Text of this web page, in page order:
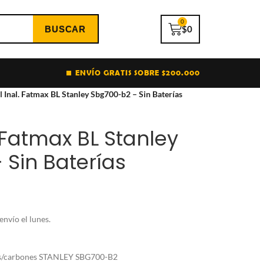
$0
0
ENVÍO GRATIS SOBRE $200.000
Inal. Fatmax BL Stanley Sbg700-b2 – Sin Baterías
BL Stanley
Baterías
el lunes.
STANLEY SBG700-B2